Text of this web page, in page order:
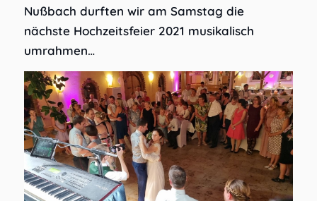
Nußbach durften wir am Samstag die
nächste Hochzeitsfeier 2021 musikalisch
umrahmen…